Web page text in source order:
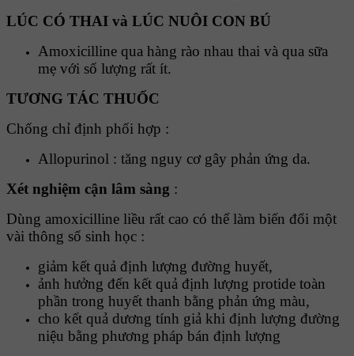
LÚC CÓ THAI và LÚC NUÔI CON BÚ
Amoxicilline qua hàng rào nhau thai và qua sữa
mẹ với số lượng rất ít.
TƯƠNG TÁC THUỐC
Chống chỉ định phối hợp :
Allopurinol : tăng nguy cơ gây phản ứng da.
Xét nghiệm cận lâm sàng :
Dùng amoxicilline liều rất cao có thể làm biến đổi một
vài thông số sinh học :
giảm kết quả định lượng đường huyết,
ảnh hưởng đến kết quả định lượng protide toàn
phần trong huyết thanh bằng phản ứng màu,
cho kết quả dương tính giả khi định lượng đường
niệu bằng phương pháp bán định lượng